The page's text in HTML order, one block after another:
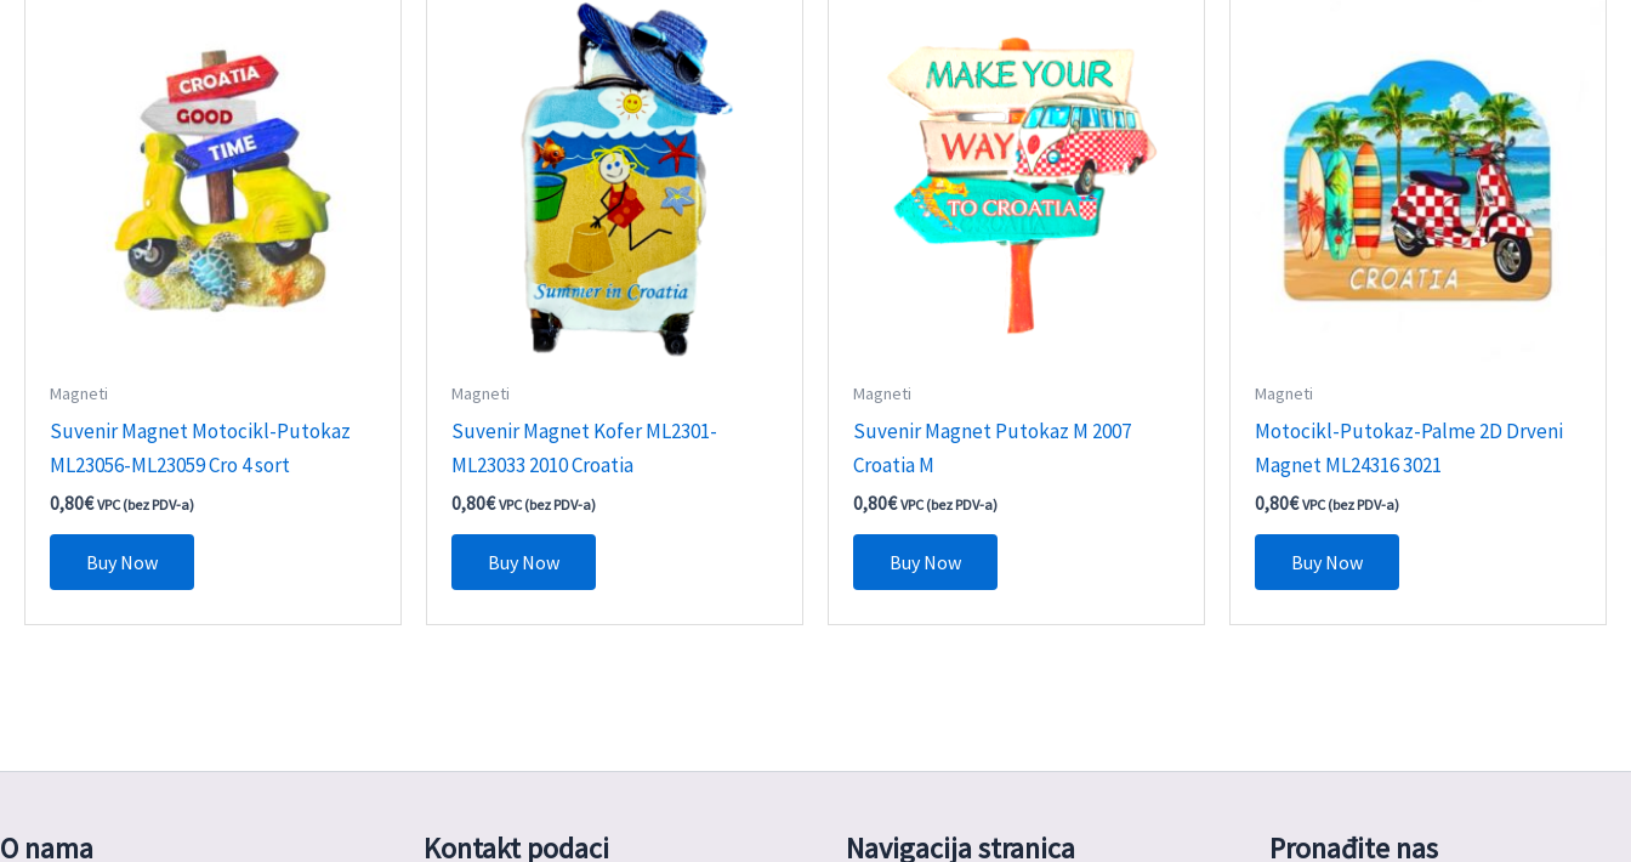
Magneti
Suvenir Magnet Motocikl-Putokaz
ML23056-ML23059 Cro 4 sort
0,80€ VPC (bez PDV-a)
Buy Now
Magneti
Suvenir Magnet Kofer ML2301-
ML23033 2010 Croatia
0,80€ VPC (bez PDV-a)
Buy Now
Magneti
Suvenir Magnet Putokaz M 2007
Croatia M
0,80€ VPC (bez PDV-a)
Buy Now
Magneti
Motocikl-Putokaz-Palme 2D Drveni
Magnet ML24316 3021
0,80€ VPC (bez PDV-a)
Buy Now
O nama Kontakt podaci Navigacija stranica Pronađite nas